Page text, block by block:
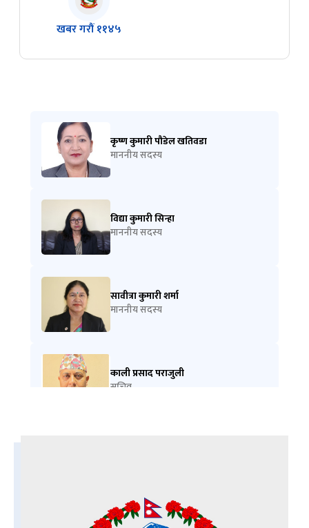
खबर गरौं ११४५
कृष्ण कुमारी पौडेल खतिवडा
माननीय सदस्य
विद्या कुमारी सिन्हा
माननीय सदस्य
सावीत्रा कुमारी शर्मा
माननीय सदस्य
काली प्रसाद पराजुली
सचिव